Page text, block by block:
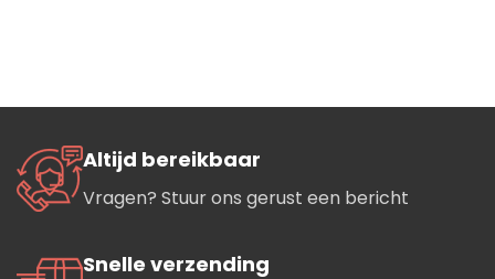
Altijd bereikbaar
Vragen? Stuur ons gerust een bericht
Snelle verzending